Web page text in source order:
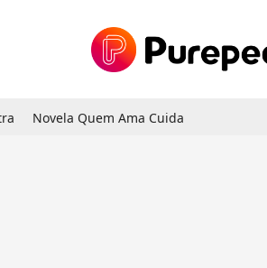
Novela Quem Ama Cuida